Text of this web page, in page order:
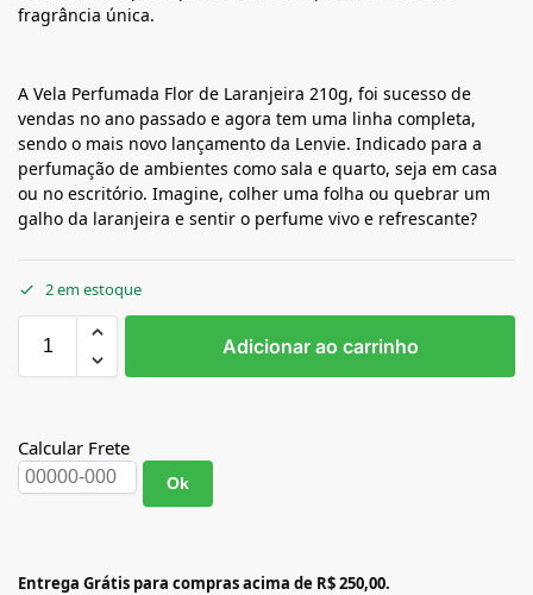
fragrância única.
A Vela Perfumada Flor de Laranjeira 210g, foi sucesso de
vendas no ano passado e agora tem uma linha completa,
sendo o mais novo lançamento da Lenvie. Indicado para a
perfumação de ambientes como sala e quarto, seja em casa
ou no escritório. Imagine, colher uma folha ou quebrar um
galho da laranjeira e sentir o perfume vivo e refrescante?
2 em estoque
Adicionar ao carrinho
Calcular Frete
Ok
Entrega Grátis para compras acima de R$ 250,00.